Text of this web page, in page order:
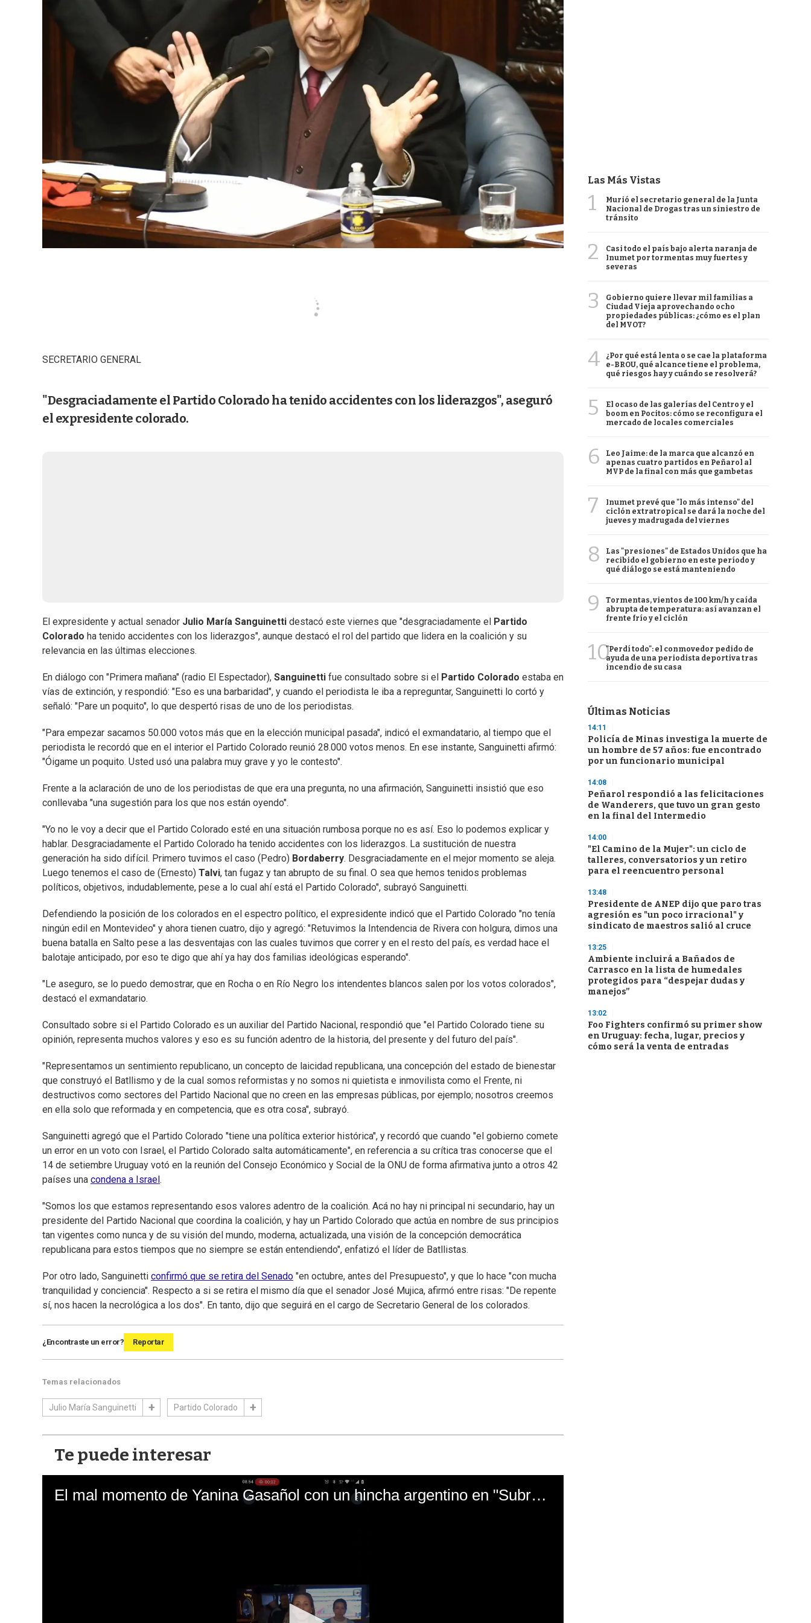
SECRETARIO GENERAL
"Desgraciadamente el Partido Colorado ha tenido accidentes con los liderazgos", aseguró
el expresidente colorado.
El expresidente y actual senador Julio María Sanguinetti destacó este viernes que "desgraciadamente el
Partido
Colorado ha tenido accidentes con los liderazgos", aunque destacó el rol del partido que lidera en la coalición y su
relevancia en las últimas elecciones.
En diálogo con "Primera mañana" (radio El Espectador), Sanguinetti fue consultado sobre si el Partido Colorado estaba en
vías de extinción, y respondió: "Eso es una barbaridad", y cuando el periodista le iba a repreguntar, Sanguinetti lo cortó y
señaló: "Pare un poquito", lo que despertó risas de uno de los periodistas.
"Para empezar sacamos 50.000 votos más que en la elección municipal pasada", indicó el exmandatario, al tiempo que el
periodista le recordó que en el interior el Partido Colorado reunió 28.000 votos menos. En ese instante, Sanguinetti afirmó:
"Óigame un poquito. Usted usó una palabra muy grave y yo le contesto".
Frente a la aclaración de uno de los periodistas de que era una pregunta, no una afirmación, Sanguinetti insistió que eso
conllevaba "una sugestión para los que nos están oyendo".
"Yo no le voy a decir que el Partido Colorado esté en una situación rumbosa porque no es así. Eso lo podemos explicar y
hablar. Desgraciadamente el Partido Colorado ha tenido accidentes con los liderazgos. La sustitución de nuestra
generación ha sido difícil. Primero tuvimos el caso (Pedro) Bordaberry. Desgraciadamente en el mejor momento se aleja.
Luego tenemos el caso de (Ernesto) Talvi, tan fugaz y tan abrupto de su final. O sea que hemos tenidos problemas
políticos, objetivos, indudablemente, pese a lo cual ahí está el Partido Colorado", subrayó Sanguinetti.
Defendiendo la posición de los colorados en el espectro político, el expresidente indicó que el Partido Colorado "no tenía
ningún edil en Montevideo" y ahora tienen cuatro, dijo y agregó: "Retuvimos la Intendencia de Rivera con holgura, dimos una
buena batalla en Salto pese a las desventajas con las cuales tuvimos que correr y en el resto del país, es verdad hace el
balotaje anticipado, por eso te digo que ahí ya hay dos familias ideológicas esperando".
"Le aseguro, se lo puedo demostrar, que en Rocha o en Río Negro los intendentes blancos salen por los votos colorados",
destacó el exmandatario.
Consultado sobre si el Partido Colorado es un auxiliar del Partido Nacional, respondió que "el Partido Colorado tiene su
opinión, representa muchos valores y eso es su función adentro de la historia, del presente y del futuro del país".
"Representamos un sentimiento republicano, un concepto de laicidad republicana, una concepción del estado de bienestar
que construyó el Batllismo y de la cual somos reformistas y no somos ni quietista e inmovilista como el Frente, ni
destructivos como sectores del Partido Nacional que no creen en las empresas públicas, por ejemplo; nosotros creemos
en ella solo que reformada y en competencia, que es otra cosa", subrayó.
Sanguinetti agregó que el Partido Colorado "tiene una política exterior histórica", y recordó que cuando "el gobierno comete
un error en un voto con Israel, el Partido Colorado salta automáticamente", en referencia a su crítica tras conocerse que el
14 de setiembre Uruguay votó en la reunión del Consejo Económico y Social de la ONU de forma afirmativa junto a otros 42
países una condena a Israel .
"Somos los que estamos representando esos valores adentro de la coalición. Acá no hay ni principal ni secundario, hay un
presidente del Partido Nacional que coordina la coalición, y hay un Partido Colorado que actúa en nombre de sus principios
tan vigentes como nunca y de su visión del mundo, moderna, actualizada, una visión de la concepción democrática
republicana para estos tiempos que no siempre se están entendiendo", enfatizó el líder de Batllistas.
Por otro lado, Sanguinetti confirmó que se retira del Senado "en octubre, antes del Presupuesto", y que lo hace "con mucha
tranquilidad y conciencia". Respecto a si se retira el mismo día que el senador José Mujica, afirmó entre risas: "De repente
sí, nos hacen la necrológica a los dos". En tanto, dijo que seguirá en el cargo de Secretario General de los colorados.
¿Encontraste un error? Reportar
Temas relacionados
Julio María Sanguinetti Partido Colorado
Te puede interesar
El mal momento de Yanina Gasañol con un hincha argentino en "Subrayado"
Las Más Vistas
1
Murió el secretario general de la Junta
Nacional de Drogas tras un siniestro de
tránsito
2
Casi todo el país bajo alerta naranja de
Inumet por tormentas muy fuertes y
severas
3
Gobierno quiere llevar mil familias a
Ciudad Vieja aprovechando ocho
propiedades públicas: ¿cómo es el plan
del MVOT?
4
¿Por qué está lenta o se cae la plataforma
e-BROU, qué alcance tiene el problema,
qué riesgos hay y cuándo se resolverá?
5
El ocaso de las galerías del Centro y el
boom en Pocitos: cómo se reconfigura el
mercado de locales comerciales
6
Leo Jaime: de la marca que alcanzó en
apenas cuatro partidos en Peñarol al
MVP de la final con más que gambetas
7
Inumet prevé que "lo más intenso" del
ciclón extratropical se dará la noche del
jueves y madrugada del viernes
8
Las "presiones" de Estados Unidos que ha
recibido el gobierno en este período y
qué diálogo se está manteniendo
9
Tormentas, vientos de 100 km/h y caída
abrupta de temperatura: así avanzan el
frente frío y el ciclón
10"Perdí todo": el conmovedor pedido de
ayuda de una periodista deportiva tras
incendio de su casa
Últimas Noticias
14:11
Policía de Minas investiga la muerte de
un hombre de 57 años: fue encontrado
por un funcionario municipal
14:08
Peñarol respondió a las felicitaciones
de Wanderers, que tuvo un gran gesto
en la final del Intermedio
14:00
"El Camino de la Mujer": un ciclo de
talleres, conversatorios y un retiro
para el reencuentro personal
13:48
Presidente de ANEP dijo que paro tras
agresión es "un poco irracional" y
sindicato de maestros salió al cruce
13:25
Ambiente incluirá a Bañados de
Carrasco en la lista de humedales
protegidos para “despejar dudas y
manejos”
13:02
Foo Fighters confirmó su primer show
en Uruguay: fecha, lugar, precios y
cómo será la venta de entradas